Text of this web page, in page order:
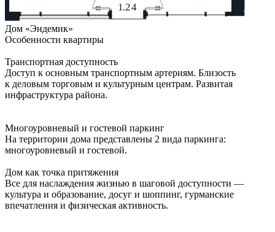
Дом «Эндемик»
Особенности квартиры
Транспортная доступность
Доступ к основным транспортным артериям. Близость
к деловым торговым и культурным центрам. Развитая
инфраструктура района.
Многоуровневый и гостевой паркинг
На территории дома представлены 2 вида паркинга:
многоуровневый и гостевой.
Дом как точка притяжения
Все для наслаждения жизнью в шаговой доступности —
культура и образование, досуг и шоппинг, гурманские
впечатления и физическая активность.